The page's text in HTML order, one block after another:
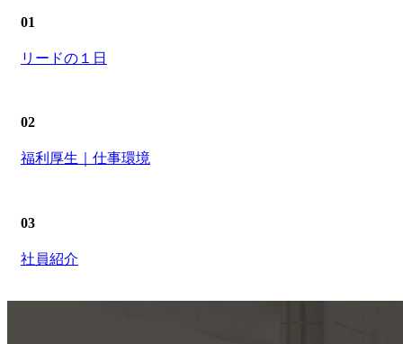
01
リードの１日
02
福利厚生｜仕事環境
03
社員紹介